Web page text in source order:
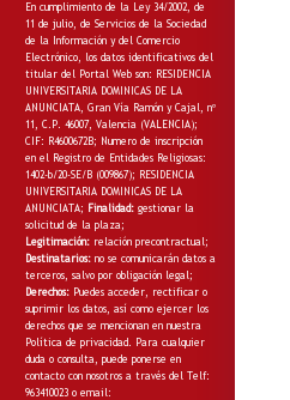
En cumplimiento de la Ley 34/2002, de
11 de julio, de Servicios de la Sociedad
de la Información y del Comercio
Electrónico, los datos identificativos del
titular del Portal Web son: RESIDENCIA
UNIVERSITARIA DOMINICAS DE LA
ANUNCIATA, Gran Vía Ramón y Cajal, nº
11, C.P. 46007, Valencia (VALENCIA);
CIF: R4600672B; Numero de inscripción
en el Registro de Entidades Religiosas:
1402-b/20-SE/B (009867); RESIDENCIA
UNIVERSITARIA DOMINICAS DE LA
ANUNCIATA; Finalidad: gestionar la
solicitud de la plaza;
Legitimación: relación precontractual;
Destinatarios: no se comunicarán datos a
terceros, salvo por obligación legal;
Derechos: Puedes acceder, rectificar o
suprimir los datos, así como ejercer los
derechos que se mencionan en nuestra
Política de privacidad . Para cualquier
duda o consulta, puede ponerse en
contacto con nosotros a través del Telf:
963410023 o email: